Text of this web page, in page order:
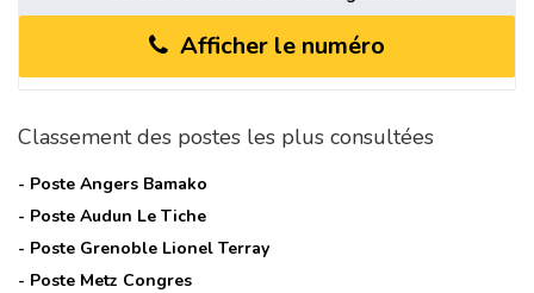
Afficher le numéro
Classement des postes les plus consultées
- Poste Angers Bamako
- Poste Audun Le Tiche
- Poste Grenoble Lionel Terray
- Poste Metz Congres